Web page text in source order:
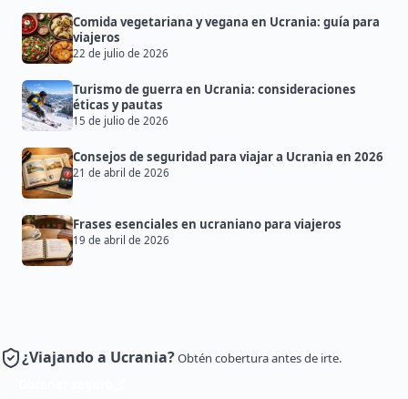
Comida vegetariana y vegana en Ucrania: guía para
viajeros
22 de julio de 2026
Turismo de guerra en Ucrania: consideraciones
éticas y pautas
15 de julio de 2026
Consejos de seguridad para viajar a Ucrania en 2026
21 de abril de 2026
Frases esenciales en ucraniano para viajeros
19 de abril de 2026
¿Viajando a Ucrania?Obtén cobertura antes de irte.